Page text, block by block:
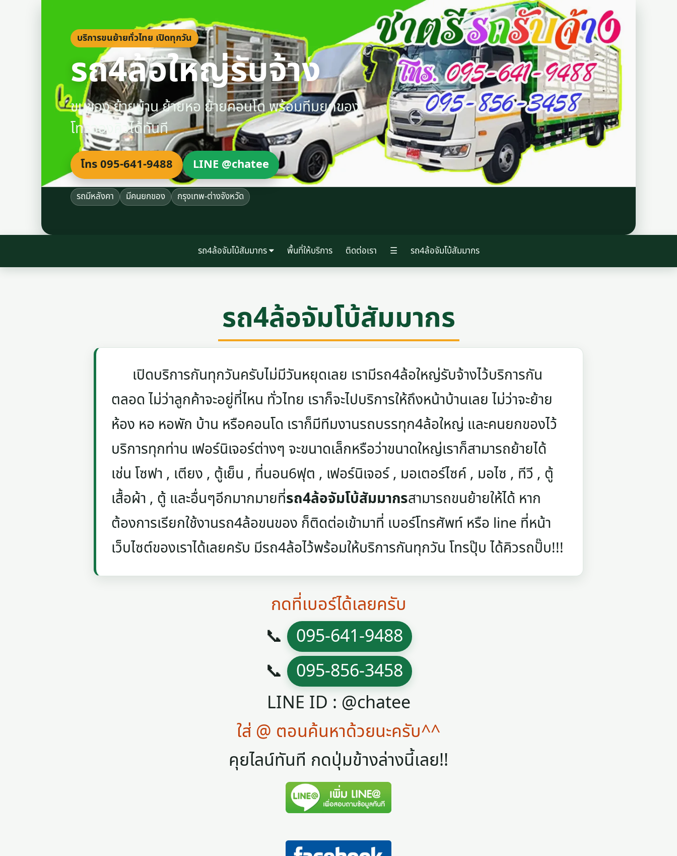
บริการขนย้ายทั่วไทย เปิดทุกวัน
รถ4ล้อใหญ่รับจ้าง
ขนของ ย้ายบ้าน ย้ายหอ ย้ายคอนโด พร้อมทีมยกของ
โทรจองคิวได้ทันที
โทร 095-641-9488 LINE @chatee
รถมีหลังคา มีคนยกของ กรุงเทพ-ต่างจังหวัด
รถ4ล้อจัมโบ้สัมมากร พื้นที่ให้บริการ ติดต่อเรา ☰ รถ4ล้อจัมโบ้สัมมากร
รถ4ล้อจัมโบ้สัมมากร
เปิดบริการกันทุกวันครับไม่มีวันหยุดเลย เรามีรถ4ล้อใหญ่รับจ้างไว้บริการกัน
ตลอด ไม่ว่าลูกค้าจะอยู่ที่ไหน ทั่วไทย เราก็จะไปบริการให้ถึงหน้าบ้านเลย ไม่ว่าจะย้าย
ห้อง หอ หอพัก บ้าน หรือคอนโด เราก็มีทีมงานรถบรรทุก4ล้อใหญ่ และคนยกของไว้
บริการทุกท่าน เฟอร์นิเจอร์ต่างๆ จะขนาดเล็กหรือว่าขนาดใหญ่เราก็สามารถย้ายได้
เช่น โซฟา , เตียง , ตู้เย็น , ที่นอน6ฟุต , เฟอร์นิเจอร์ , มอเตอร์ไซค์ , มอไซ , ทีวี , ตู้
เสื้อผ้า , ตู้ และอื่นๆอีกมากมายที่รถ4ล้อจัมโบ้สัมมากรสามารถขนย้ายให้ได้ หาก
ต้องการเรียกใช้งานรถ4ล้อขนของ ก็ติดต่อเข้ามาที่ เบอร์โทรศัพท์ หรือ line ที่หน้า
เว็บไซต์ของเราได้เลยครับ มีรถ4ล้อไว้พร้อมให้บริการกันทุกวัน โทรปุ๊บ ได้คิวรถปั๊บ!!!
กดที่เบอร์ได้เลยครับ
📞
095-641-9488
📞
095-856-3458
LINE ID : @chatee
ใส่ @ ตอนค้นหาด้วยนะครับ^^
คุยไลน์ทันที กดปุ่มข้างล่างนี้เลย!!